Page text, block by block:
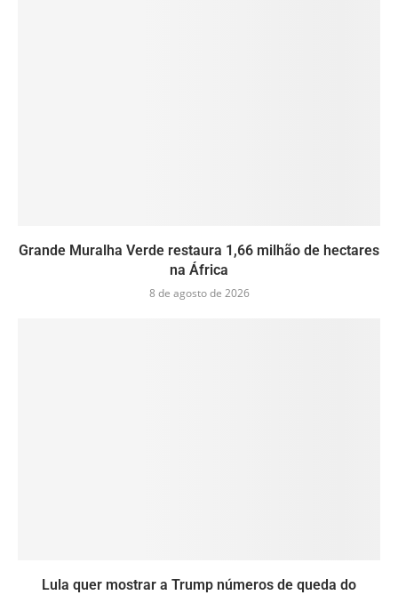
Grande Muralha Verde restaura 1,66 milhão de hectares
na África
8 de agosto de 2026
Lula quer mostrar a Trump números de queda do